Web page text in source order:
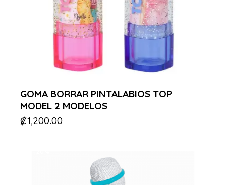
GOMA BORRAR PINTALABIOS TOP
MODEL 2 MODELOS
₡1,200.00